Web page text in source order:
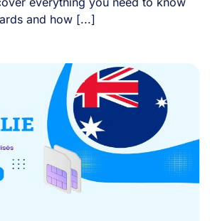
and how [...]